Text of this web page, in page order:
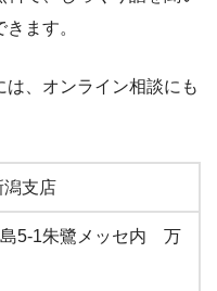
ます。
、オンライン相談にも
潟支店
島5-1朱鷺メッセ内 万